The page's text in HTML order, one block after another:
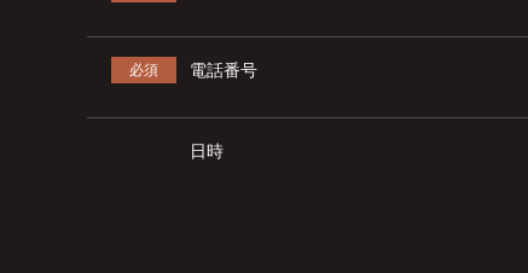
必須 電話番号
日時